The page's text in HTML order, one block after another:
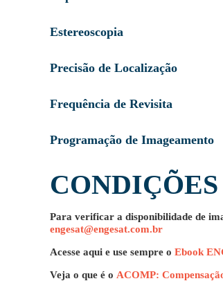
Estereoscopia
Precisão de Localização
Frequência de Revisita
Programação de Imageamento
Para verificar a disponibilidade de
engesat@engesat.com.br
Acesse aqui e use sempre o Ebook
Veja o que é o ACOMP: